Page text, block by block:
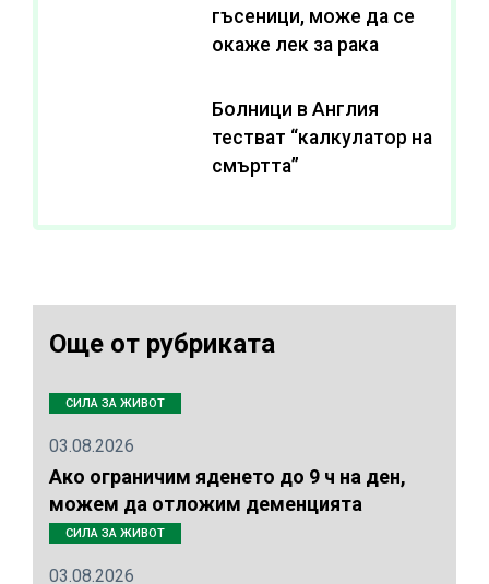
гъсеници, може да се
окаже лек за рака
Болници в Англия
тестват “калкулатор на
смъртта”
Още от рубриката
СИЛА ЗА ЖИВОТ
03.08.2026
Ако ограничим яденето до 9 ч на ден,
можем да отложим деменцията
СИЛА ЗА ЖИВОТ
03.08.2026